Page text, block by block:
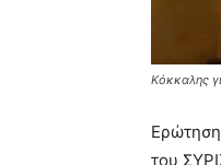
Κόκκαλης
του